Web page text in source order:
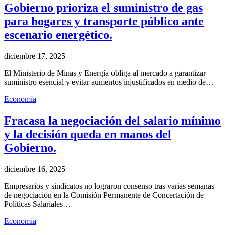
Gobierno prioriza el suministro de gas
para hogares y transporte público ante
escenario energético.
diciembre 17, 2025
El Ministerio de Minas y Energía obliga al mercado a garantizar
suministro esencial y evitar aumentos injustificados en medio de…
Economía
Fracasa la negociación del salario mínimo
y la decisión queda en manos del
Gobierno.
diciembre 16, 2025
Empresarios y sindicatos no lograron consenso tras varias semanas
de negociación en la Comisión Permanente de Concertación de
Políticas Salariales…
Economía